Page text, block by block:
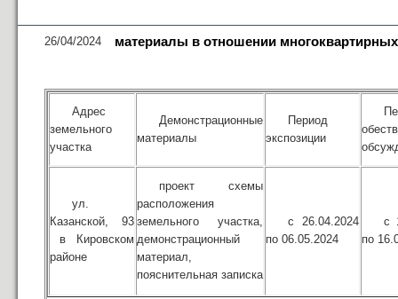
26/04/2024 материалы в отношении
Адрес
земельного
участка
Демонстрационные
материалы
Период
экспозиции
ул.
Казанской, 93
в Кировском
районе
проект схемы
расположения
земельного участка,
демонстрационный
материал,
пояснительная записка
с 26.04.2024
по 06.05.2024
с
по